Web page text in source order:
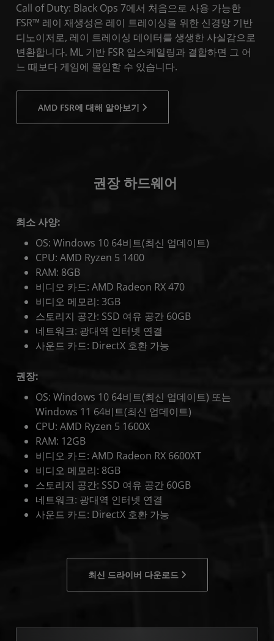
Call of Duty: Black Ops 7에서 처음으로 사용 가능한
FSR™ 레이 재생성은 레이 트레이싱을 위한 신경망 기반
디노이저로, 레이 트레이싱 데이터를 생생한 사실감으로
변환합니다. ML 기반 FSR 업스케일링과 결합하면 그 어
느 때보다 게임에 몰입할 수 있습니다.
AMD FSR에 대해 알아보기
권장 하드웨어
최소 사양:
OS: Windows 10 64비트(최신 업데이트)
CPU: AMD Ryzen 5 1400
RAM: 8GB
비디오 카드: AMD Radeon RX 470
비디오 메모리: 3GB
스토리지 공간: SSD 여유 공간 60GB
네트워크: 광대역 인터넷 연결
사운드 카드: DirectX 호환 가능
권장:
OS: Windows 10 64비트(최신 업데이트) 또는
Windows 11 64비트(최신 업데이트)
CPU: AMD Ryzen 5 1600X
RAM: 12GB
비디오 카드: AMD Radeon RX 6600XT
비디오 메모리: 8GB
스토리지 공간: SSD 여유 공간 60GB
네트워크: 광대역 인터넷 연결
사운드 카드: DirectX 호환 가능
최신 드라이버 다운로드